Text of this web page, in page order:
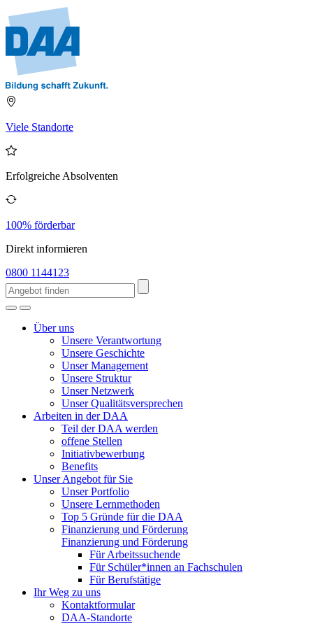
Viele Standorte
Erfolgreiche Absolventen
100% förderbar
Direkt informieren
0800 1144123
Über uns
Unsere Verantwortung
Unsere Geschichte
Unser Management
Unsere Struktur
Unser Netzwerk
Unser Qualitätsversprechen
Arbeiten in der DAA
Teil der DAA werden
offene Stellen
Initiativbewerbung
Benefits
Unser Angebot für Sie
Unser Portfolio
Unsere Lernmethoden
Top 5 Gründe für die DAA
Finanzierung und Förderung
Finanzierung und Förderung
Für Arbeitssuchende
Für Schüler*innen an Fachschulen
Für Berufstätige
Ihr Weg zu uns
Kontaktformular
DAA-Standorte